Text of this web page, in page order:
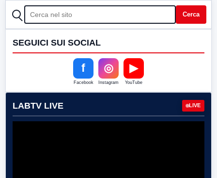
CERCA Cerca
SEGUICI SUI SOCIAL
f
Facebook
◎
Instagram
▶
YouTube
LABTV LIVE LIVE